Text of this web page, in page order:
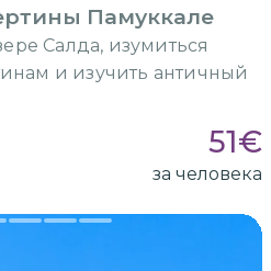
Памуккале
Салда, изумиться
и изучить античный
51€
за человека